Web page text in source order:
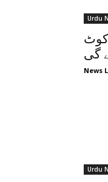
Urdu
گی
News
Urdu